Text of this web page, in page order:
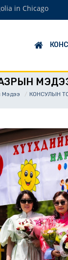
in Chicago
Мэдээ КОНСУЛЫН